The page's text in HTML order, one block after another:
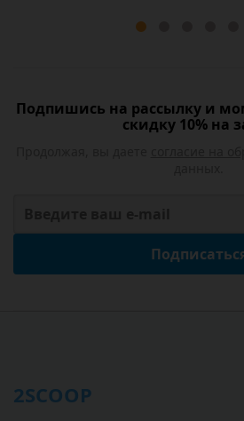
Подпишись на рассылку и
скидку 10% на
2SCOOP